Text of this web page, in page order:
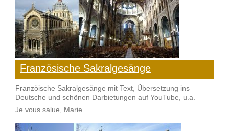
Französische Sakralgesänge
Franzöische Sakralgesänge mit Text, Übersetzung ins
Deutsche und schönen Darbietungen auf YouTube, u.a.
Je vous salue, Marie …